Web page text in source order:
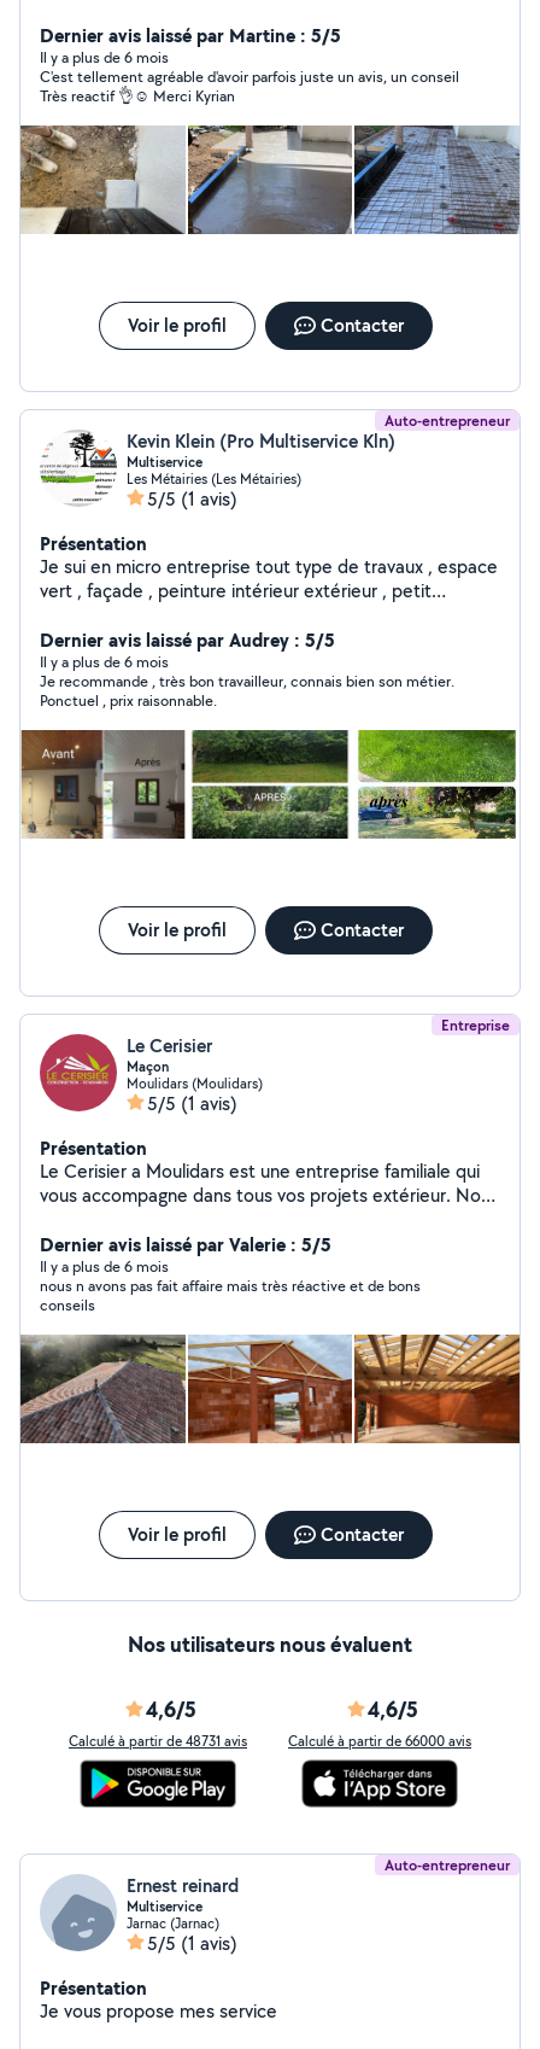
métier mais je suis assez polyvalent en autre tâche à
demander merci
Dernier avis laissé par Martine : 5/5
Il y a plus de 6 mois
C'est tellement agréable d'avoir parfois juste un avis, un conseil
Très reactif 👌☺️ Merci Kyrian
Voir le profil Contacter
Auto-entrepreneur
Kevin Klein (Pro Multiservice Kln)
Multiservice
Les Métairies (Les Métairies)
5/5 (1 avis)
Présentation
Je sui en micro entreprise tout type de travaux , espace
vert , façade , peinture intérieur extérieur , petit
Dernier avis laissé par Audrey : 5/5
Il y a plus de 6 mois
Je recommande , très bon travailleur, connais bien son métier.
Ponctuel , prix raisonnable.
Voir le profil Contacter
Entreprise
Le Cerisier
Maçon
Moulidars (Moulidars)
5/5 (1 avis)
Présentation
Le Cerisier a Moulidars est une entreprise familiale qui
vous accompagne dans tous vos projets extérieur. Nous
au service des particuliers. N'hésitez pas à nous
contacter pour obtenir un devis gratuit, nos prestations
seront de qualité et couvert par une garantie décennale
Dernier avis laissé par Valerie : 5/5
Il y a plus de 6 mois
nous n avons pas fait affaire mais très réactive et de bons
conseils
Voir le profil Contacter
Nos utilisateurs nous évaluent
4,6/5
Calculé à partir de 48731 avis
4,6/5
Calculé à partir de 66000 avis
Auto-entrepreneur
Ernest reinard
Multiservice
Jarnac (Jarnac)
5/5 (1 avis)
Présentation
Je vous propose mes service